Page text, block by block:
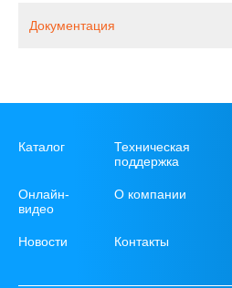
Документация
Каталог
Техническая
поддержка
Онлайн-
видео
О компании
Новости Контакты